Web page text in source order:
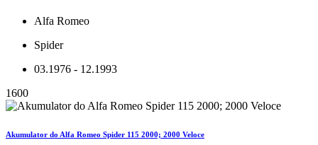
Alfa Romeo
Spider
03.1976 - 12.1993
1600
Akumulator do Alfa Romeo Spider 115 2000; 2000 Veloce